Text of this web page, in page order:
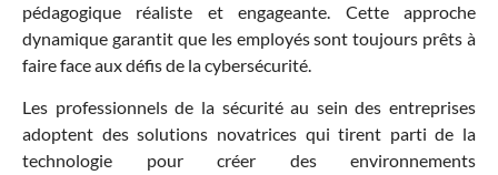
pédagogique réaliste et engageante. Cette approche
dynamique garantit que les employés sont toujours prêts à
faire face aux défis de la cybersécurité.
Les professionnels de la sécurité au sein des entreprises
adoptent des solutions novatrices qui tirent parti de la
technologie pour créer des environnements